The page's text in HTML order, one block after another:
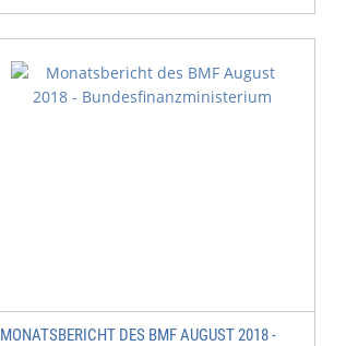
MONATSBERICHT DES BMF AUGUST 2018 -